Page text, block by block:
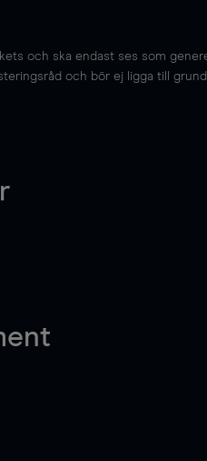
och ska endast ses som
och bör ej ligga till